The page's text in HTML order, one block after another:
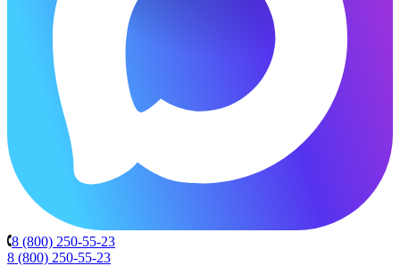
8 (800) 250-55-23
8 (800) 250-55-23